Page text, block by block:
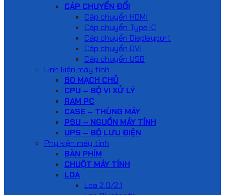
CÁP CHUYỂN ĐỔI
Cáp chuyển HDMI
Cáp chuyển Type-C
Cáp chuyển Displayport
Cáp chuyển DVI
Cáp chuyển USB
Linh kiện máy tính
BO MẠCH CHỦ
CPU – BỘ VI XỬ LÝ
RAM PC
CASE – THÙNG MÁY
PSU – NGUỒN MÁY TÍNH
UPS – BỘ LƯU ĐIỆN
Phụ kiện máy tính
BÀN PHÍM
CHUỘT MÁY TÍNH
LOA
Loa 2.0/2.1